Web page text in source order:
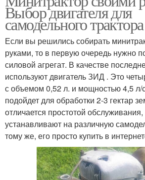
Выбор двигателя для
самодельного трактора
Если вы решились собирать
руками, то в первую очередь нужно
силовой агрегат. В качестве
используют двигатель ЗИД . Это
с объемом 0,52 л. и мощностью 4,5 л/
подойдет для обработки 2-3 гектар
отличается простотой
устанавливают на различную
тому же, его просто купить в